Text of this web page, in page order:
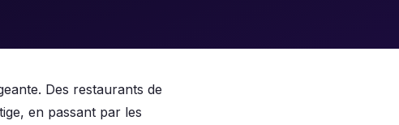
Des restaurants de
en passant par les